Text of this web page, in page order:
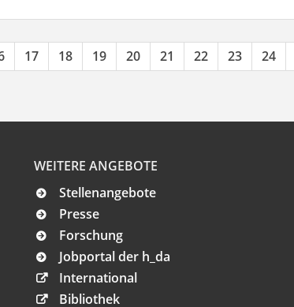
17 18 19 20 21 22 23 24
WEITERE ANGEBOTE
Stellenangebote
Presse
Forschung
Jobportal der h_da
International
Bibliothek